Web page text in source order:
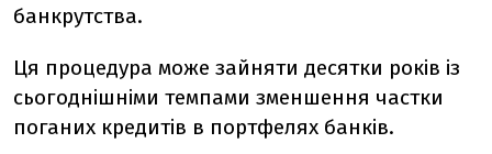
банкрутства.
Ця процедура може зайняти десятки років із
сьогоднішніми темпами зменшення частки
поганих кредитів в портфелях банків.